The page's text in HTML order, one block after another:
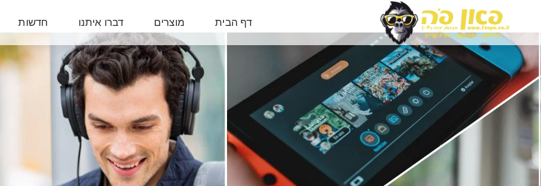
דף הבית מוצרים דברו איתנו חדשות